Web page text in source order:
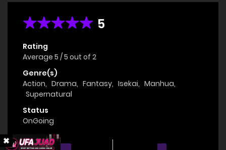
5
Rating
Average 5 /5 out of 2
Genre(s)
Action, Drama, Fantasy, Isekai, Manhua,
Supernatural
Status
OnGoing